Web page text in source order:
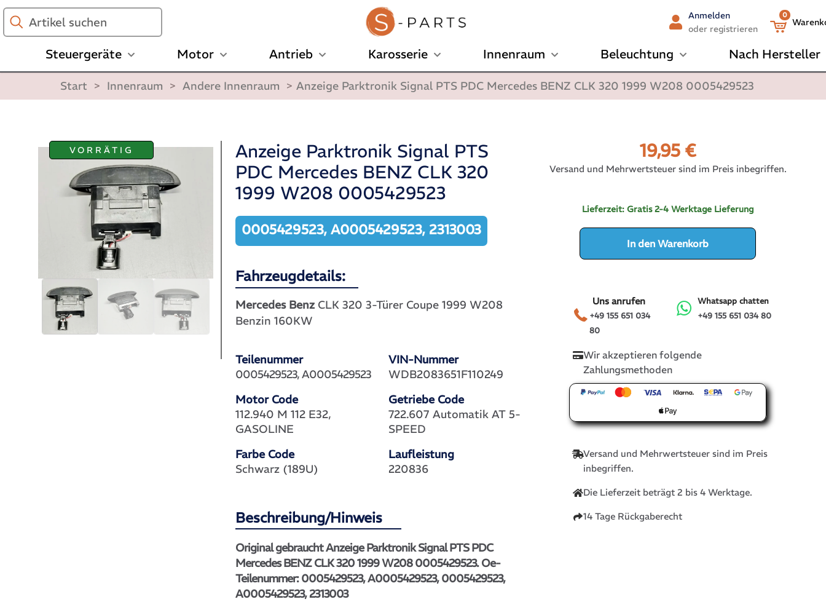
Artikel
suchen
Anmelden
oder registrieren
0
Steuergeräte Motor Antrieb Karosserie Innenraum Beleuchtung Nach Hersteller
Start > Innenraum > Andere Innenraum > Anzeige Parktronik Signal PTS PDC Mercedes BENZ CLK 320 1999 W208 0005429523
VORRÄTIG
Anzeige Parktronik Signal PTS
PDC Mercedes BENZ CLK 320
1999 W208 0005429523
0005429523, A0005429523, 2313003
Fahrzeugdetails:
Mercedes Benz CLK 320 3-Türer Coupe 1999 W208
Benzin 160KW
Teilenummer
VIN-Nummer
0005429523, A0005429523
WDB2083651F110249
Motor Code
Getriebe Code
112.940 M 112 E32,
GASOLINE
722.607 Automatik AT 5-
SPEED
Farbe Code
Laufleistung
Schwarz (189U)
220836
Beschreibung/Hinweis
Original gebraucht Anzeige Parktronik Signal PTS PDC
Mercedes BENZ CLK 320 1999 W208 0005429523. Oe-
Teilenummer: 0005429523, A0005429523, 0005429523,
A0005429523, 2313003
19,95 €
Versand und Mehrwertsteuer sind im Preis inbegriffen.
Lieferzeit:Gratis 2-4 Werktage Lieferung
In den Warenkorb
+49 155 651 034
80
Uns anrufen
+49 155 651 034 80
Whatsapp chatten
Wir akzeptieren folgende
Zahlungsmethoden
Versand und Mehrwertsteuer sind im Preis
inbegriffen.
Die Lieferzeit beträgt 2 bis 4 Werktage.
14 Tage Rückgaberecht